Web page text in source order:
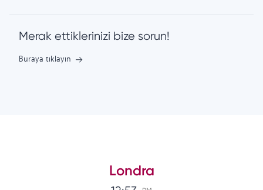
Merak ettiklerinizi bize sorun!
Buraya tıklayın
Londra